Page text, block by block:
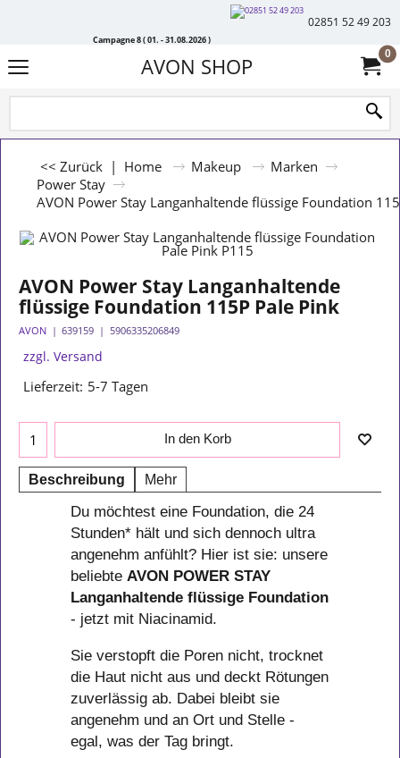
Campagne 8 ( 01. - 31.08.2026 )
02851 52 49 203
AVON SHOP 0
<< Zurück | Home Makeup
Marken
Power Stay
AVON Power Stay Langanhaltende flüssige Foundation
AVON Power Stay Langanhaltende
flüssige Foundation 115P Pale Pink
AVON 639159 5906335206849
zzgl. Versand
Lieferzeit: 5-7 Tagen
In den Korb
Beschreibung Mehr
Du möchtest eine Foundation, die 24
Stunden* hält und sich dennoch ultra
angenehm anfühlt? Hier ist sie: unsere
beliebte AVON POWER STAY
Langanhaltende flüssige Foundation
- jetzt mit Niacinamid.
Sie verstopft die Poren nicht, trocknet
die Haut nicht aus und deckt Rötungen
zuverlässig ab. Dabei bleibt sie
angenehm und an Ort und Stelle -
egal, was der Tag bringt.